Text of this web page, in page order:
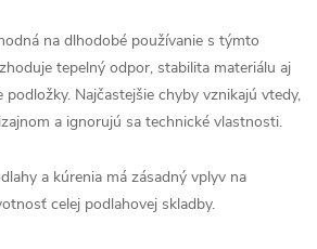
na dlhodobé používanie s týmto
tepelný odpor, stabilita materiálu aj
podložky. Najčastejšie chyby vznikajú vtedy,
a ignorujú sa technické vlastnosti.
a kúrenia má zásadný vplyv na
celej podlahovej skladby.